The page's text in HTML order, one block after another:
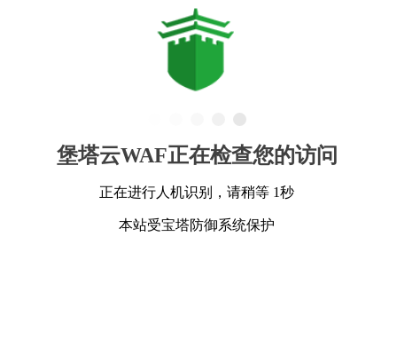
堡塔云WAF正在检查您的访问
正在进行人机识别，请稍等 1秒
本站受宝塔防御系统保护